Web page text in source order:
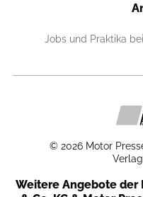
Jobs und Praktika
© 2026 Motor
Weitere Angebote der